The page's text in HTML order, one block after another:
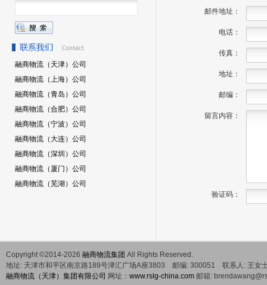
邮件地址：
电话：
传真：
地址：
邮编：
留言内容：
验证码：
融商物流（天津）公司
融商物流（上海）公司
融商物流（青岛）公司
融商物流（合肥）公司
融商物流（宁波）公司
融商物流（大连）公司
融商物流（深圳）公司
融商物流（厦门）公司
融商物流（芜湖）公司
Copyright ©2014-2026 融商物流集团 All Rights Reserved.
地址: 天津市和平区南京路189号津汇广场A座3803 邮编: 300051 联系人: 王女
融商物流（天津）集团有限公司 网址： www.rslg-china.com 邮箱: